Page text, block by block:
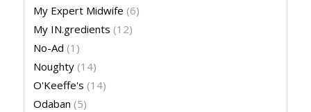
My Expert Midwife (6)
My IN.gredients (12)
No-Ad (1)
Noughty (14)
O'Keeffe's (14)
Odaban (5)